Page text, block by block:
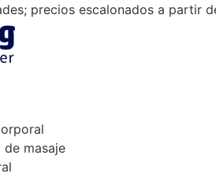
precios escalonados a partir
masaje